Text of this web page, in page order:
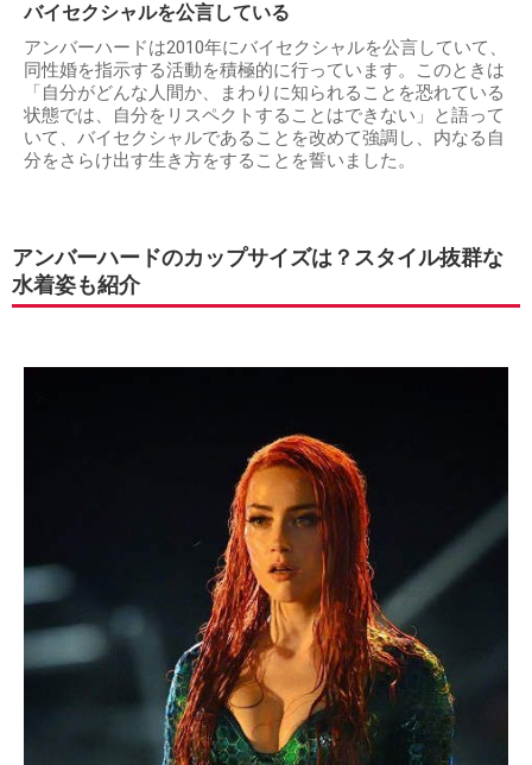
バイセクシャルを公言している
アンバーハードは2010年にバイセクシャルを公言していて、
同性婚を指示する活動を積極的に行っています。このときは
「自分がどんな人間か、まわりに知られることを恐れている
状態では、自分をリスペクトすることはできない」と語って
いて、バイセクシャルであることを改めて強調し、内なる自
分をさらけ出す生き方をすることを誓いました。
アンバーハードのカップサイズは？スタイル抜群な
水着姿も紹介